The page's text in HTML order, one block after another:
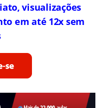
visualizações
em até 12x sem